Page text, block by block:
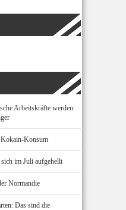
Arbeitskräfte werden
Kokain-Konsum
im Juli aufgehellt
Normandie
Das sind die